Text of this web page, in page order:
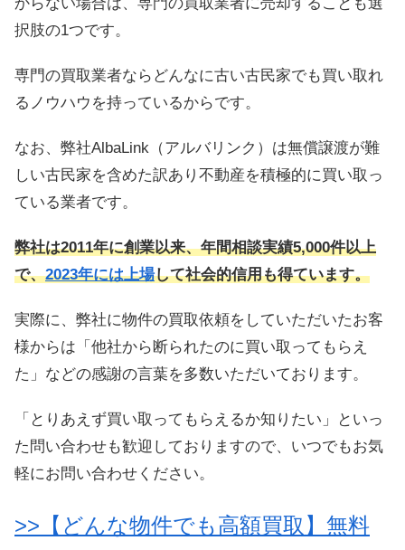
択肢の1つです。
専門の買取業者ならどんなに古い古民家でも買い取れ
るノウハウを持っているからです。
なお、弊社AlbaLink（アルバリンク）は無償譲渡が難
しい古民家を含めた訳あり不動産を積極的に買い取っ
ている業者です。
弊社は2011年に創業以来、年間相談実績5,000件以上
で、2023年には上場して社会的信用も得ています。
実際に、弊社に物件の買取依頼をしていただいたお客
様からは「他社から断られたのに買い取ってもらえ
た」などの感謝の言葉を多数いただいております。
「とりあえず買い取ってもらえるか知りたい」といっ
た問い合わせも歓迎しておりますので、いつでもお気
軽にお問い合わせください。
>>【どんな物件でも高額買取】無料